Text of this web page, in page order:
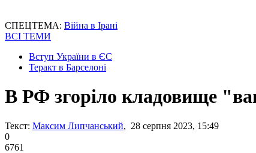
СПЕЦТЕМА: Війна в Ірані
ВСІ ТЕМИ
Вступ України в ЄС
Теракт в Барселоні
В РФ згоріло кладовище
Текст: Максим Липчанський, 28 серпня 2023, 15:49
0
6761